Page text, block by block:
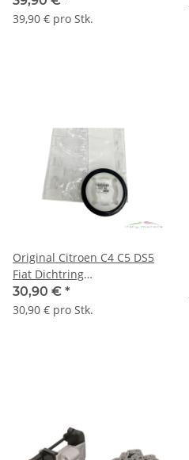
1484407080
39,90 € pro Stk.
Original Citroen C4 C5 DS5
Fiat Dichtring
Wellendichtring Kurbelwelle
0127.45
30,90 € *
30,90 € pro Stk.